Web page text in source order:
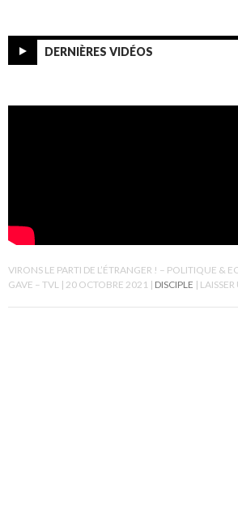
DERNIÈRES VIDÉOS
VIRONS LE PARTI DE L’ÉTRANGER ! – POLITIQUE &
GAVE – TVL 20 OCTOBRE 2021 DISCIPLE